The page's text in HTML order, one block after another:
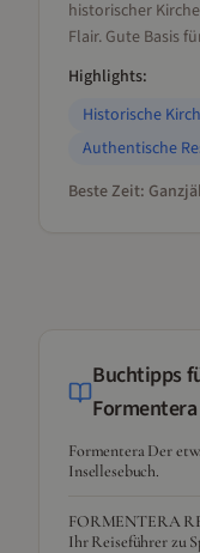
historischer
Flair. Gute Basis
Highlights:
Historische
Authentische
Beste Zeit:
Buchtipps
Formentera
Formentera Der
Insellesebuch.
FORMENTERA
Ihr Reiseführer zu